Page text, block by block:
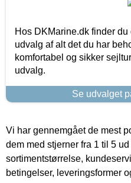
Hos DKMarine.dk finder
udvalg af alt det du har
komfortabel og sikker
udvalg.
Se udvalget
Vi har gennemgået de mest
dem med stjerner fra 1 til 5
sortimentstørrelse,
betingelser, leveringsformer